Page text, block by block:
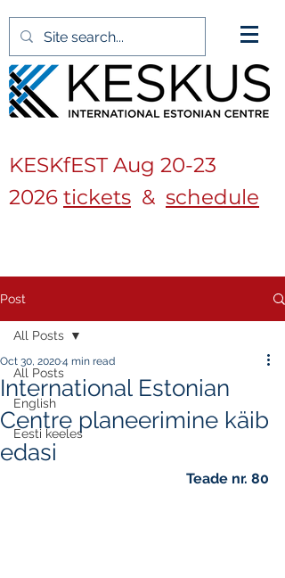
KESKfEST Aug 20-23
2026 tickets & schedule
Post
All Posts
English
Eesti keeles
All Posts
International Estonian
Centre planeerimine käib
edasi
Oct 30, 20204 min read
Teade nr. 80